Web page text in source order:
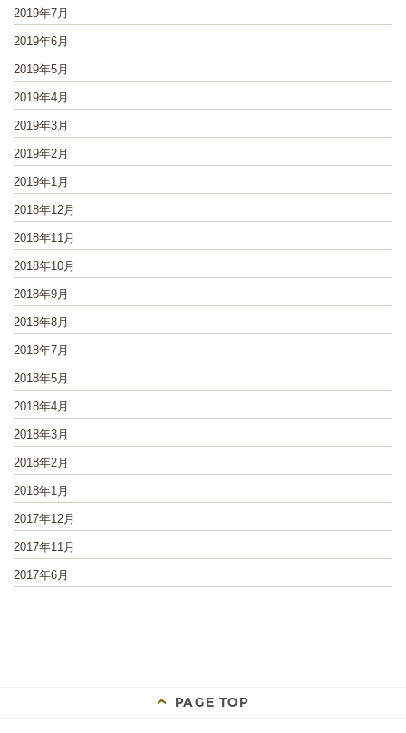
2019年7月
2019年6月
2019年5月
2019年4月
2019年3月
2019年2月
2019年1月
2018年12月
2018年11月
2018年10月
2018年9月
2018年8月
2018年7月
2018年5月
2018年4月
2018年3月
2018年2月
2018年1月
2017年12月
2017年11月
2017年6月
PAGE TOP